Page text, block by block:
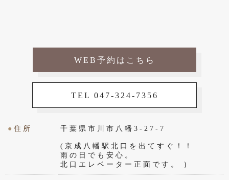
WEB予約はこちら
TEL 047-324-7356
●住所 千葉県市川市八幡3-27-7
(京成八幡駅北口を出てすぐ！！
雨の日でも安心。
北口エレベーター正面です。 )